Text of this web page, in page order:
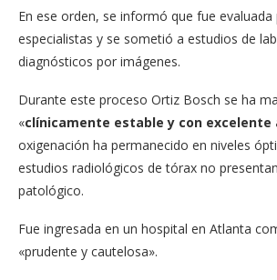
En ese orden, se informó que fue
especialistas y se sometió a estudios de
diagnósticos por imágenes.
Durante este proceso Ortiz Bosch se ha
«clínicamente estable y con excelente
oxigenación ha permanecido en niveles
estudios radiológicos de tórax no
patológico.
Fue ingresada en un hospital en Atlanta
«prudente y cautelosa».